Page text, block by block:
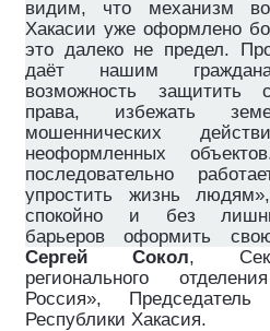
видим, что механизм
Хакасии уже оформлено
это далеко не предел.
даёт нашим
возможность защитить
права, избежать
мошеннических
неоформленных
последовательно
упростить жизнь
спокойно и без
барьеров оформить
Сергей Сокол,
регионального
Россия»,
Республики Хакасия.